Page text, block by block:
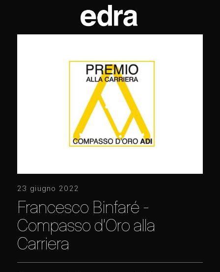
23 giugno 2022
Francesco Binfaré -
Compasso d'Oro alla
Carriera